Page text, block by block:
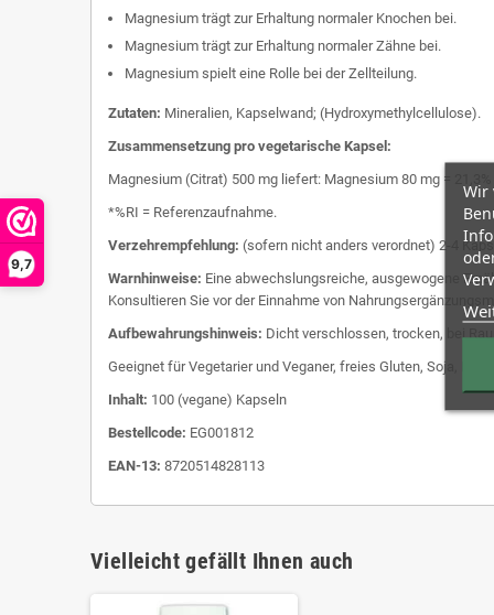
9,7
Magnesium trägt zur Erhaltung normaler Knochen bei.
Magnesium trägt zur Erhaltung normaler Zähne bei.
Magnesium spielt eine Rolle bei der Zellteilung.
Zutaten: Mineralien, Kapselwand; (Hydroxymethylcellulose).
Zusammensetzung pro vegetarische Kapsel:
Magnesium (Citrat) 500 mg liefert: Magnesium 80 mg = 21,3%
*%RI = Referenzaufnahme.
Verzehrempfehlung: (sofern nicht anders verordnet) 2-4
Warnhinweise: Eine abwechslungsreiche, ausgewogene
Konsultieren Sie vor der Einnahme von
Aufbewahrungshinweis: Dicht verschlossen, trocken, bei
Geeignet für Vegetarier und Veganer, freies Gluten, Soja,
Inhalt: 100 (vegane) Kapseln
Bestellcode: EG001812
EAN-13: 8720514828113
Vielleicht gefällt Ihnen auch
Wir